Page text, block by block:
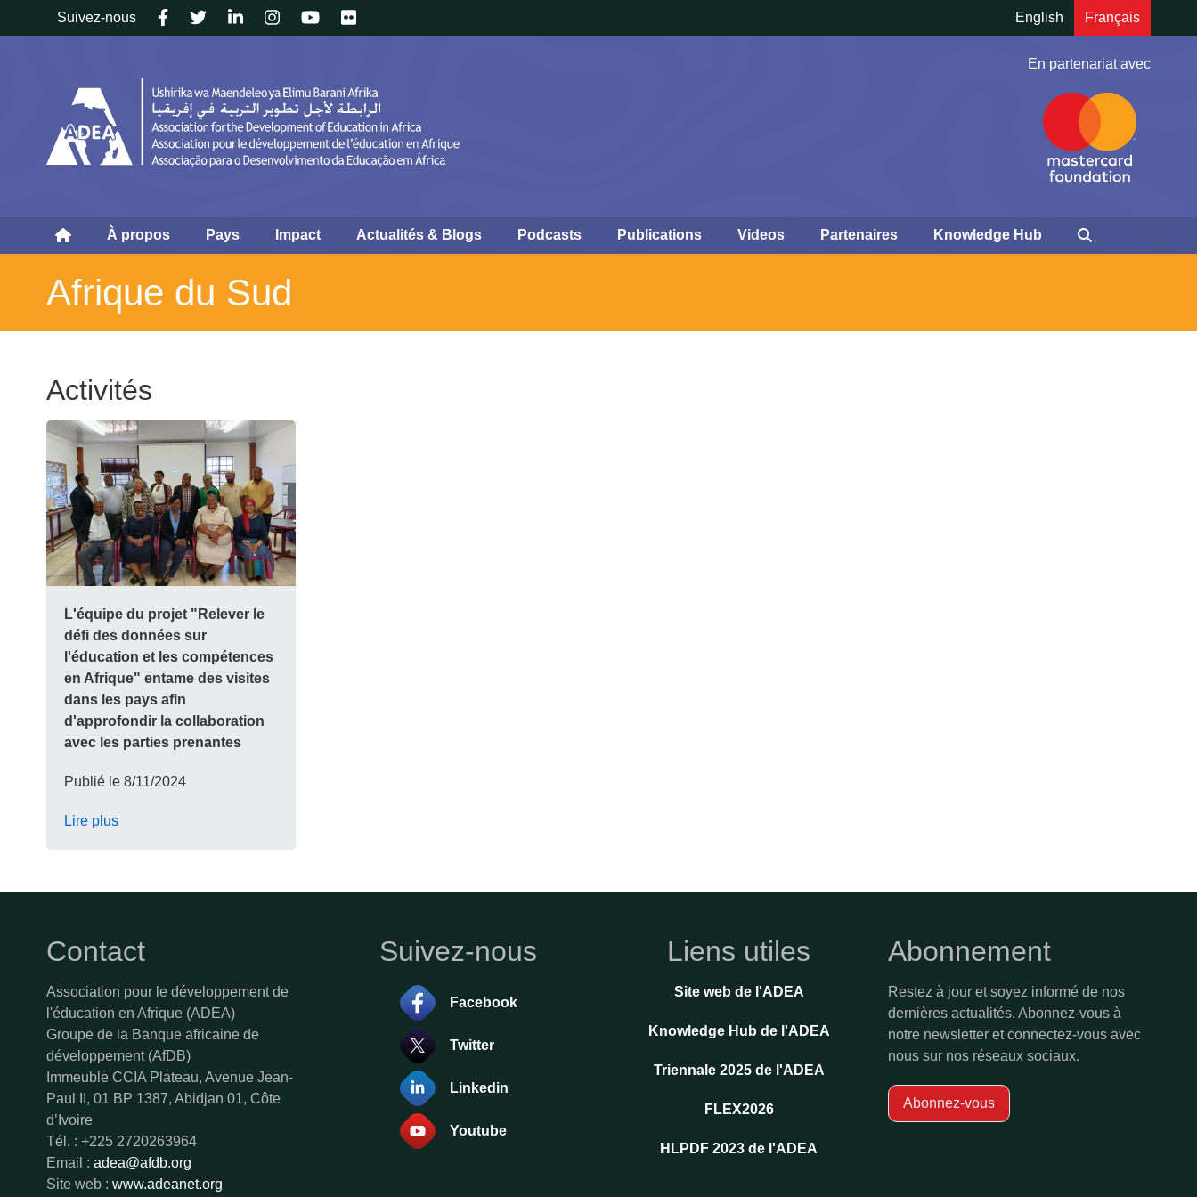
English Français
Follow
Suivez-nous
En partenariat avec
À propos Pays Impact Actualités & Blogs Podcasts Publications Videos Partenaires Knowledge Hub
Afrique du Sud
Activités
L'équipe du projet "Relever le
défi des données sur
l'éducation et les compétences
en Afrique" entame des visites
dans les pays afin
d'approfondir la collaboration
avec les parties prenantes
Publié le 8/11/2024
Lire plus
Contact
Association pour le développement de
l'éducation en Afrique (ADEA)
Groupe de la Banque africaine de
développement (AfDB)
Immeuble CCIA Plateau, Avenue Jean-
Paul II, 01 BP 1387, Abidjan 01, Côte
d’Ivoire
Tél. : +225 2720263964
Email : adea@afdb.org
Site web : www.adeanet.org
Suivez-nous
Facebook
Twitter
Linkedin
Youtube
Liens utiles
Site web de l'ADEA
Knowledge Hub de l'ADEA
Triennale 2025 de l'ADEA
FLEX2026
HLPDF 2023 de l'ADEA
Abonnement
Restez à jour et soyez informé de nos
dernières actualités. Abonnez-vous à
notre newsletter et connectez-vous avec
nous sur nos réseaux sociaux.
Abonnez-vous